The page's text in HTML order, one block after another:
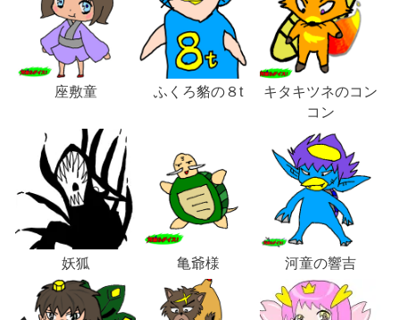
座敷童 ふくろ貉の８t
キタキツネのコン
コン
妖狐 亀爺様 河童の響吉